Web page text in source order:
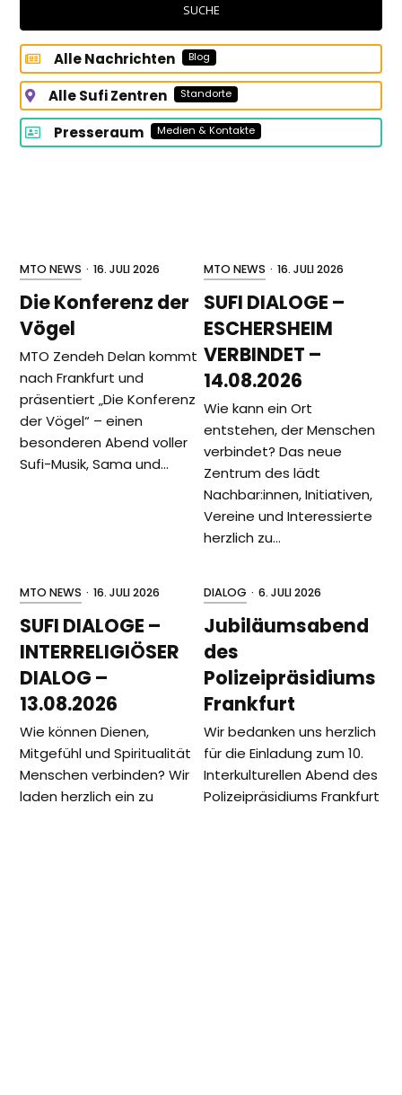
SUCHE
Alle Nachrichten Blog
Alle Sufi Zentren Standorte
Presseraum Medien & Kontakte
MTO NEWS · 16. JULI 2026
Die Konferenz der
Vögel
MTO Zendeh Delan kommt
nach Frankfurt und
präsentiert „Die Konferenz
der Vögel“ – einen
besonderen Abend voller
Sufi-Musik, Sama und…
MTO NEWS · 16. JULI 2026
SUFI DIALOGE –
ESCHERSHEIM
VERBINDET –
14.08.2026
Wie kann ein Ort
entstehen, der Menschen
verbindet? Das neue
Zentrum des lädt
Nachbar:innen, Initiativen,
Vereine und Interessierte
herzlich zu…
MTO NEWS · 16. JULI 2026
SUFI DIALOGE –
INTERRELIGIÖSER
DIALOG –
13.08.2026
Wie können Dienen,
Mitgefühl und Spiritualität
Menschen verbinden? Wir
laden herzlich ein zu
DIALOG · 6. JULI 2026
Jubiläumsabend
des
Polizeipräsidiums
Frankfurt
Wir bedanken uns herzlich
für die Einladung zum 10.
Interkulturellen Abend des
Polizeipräsidiums Frankfurt